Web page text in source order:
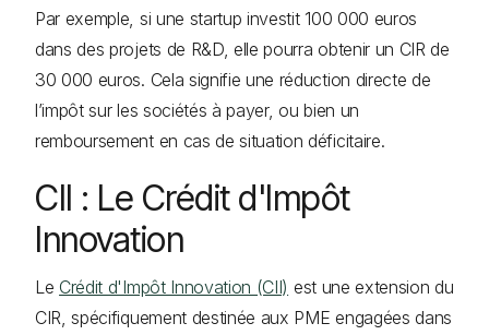
Par exemple, si une startup investit 100 000 euros
dans des projets de R&D, elle pourra obtenir un CIR de
30 000 euros. Cela signifie une réduction directe de
l’impôt sur les sociétés à payer, ou bien un
remboursement en cas de situation déficitaire.
CII : Le Crédit d'Impôt
Innovation
Le Crédit d'Impôt Innovation (CII) est une extension du
CIR, spécifiquement destinée aux PME engagées dans